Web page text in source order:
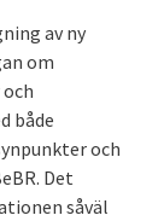
av ny
om
både
och
Det
såväl